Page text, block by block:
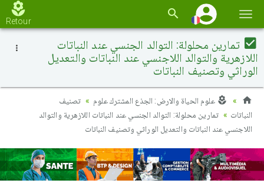
la
Retour
تمارين محلولة: التوالد الجنسي عند النباتات
اللازهرية والتوالد اللاجنسي عند النباتات والتعديل
الوراثي وتصنيف النباتات
علوم الحياة والارض: الجذع المشترك علوم
تصنيف
النباتات
تمارين محلولة: التوالد الجنسي عند النباتات اللازهرية والتوالد
اللاجنسي عند النباتات والتعديل الوراثي وتصنيف النباتات